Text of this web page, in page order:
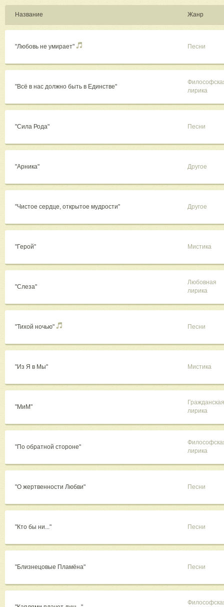
Название Жанр
"Любовь не умирает" Песни
"Всё в нас должно быть в Единстве"
лирика
"Сила Рода" Песни
"Арника" Другое
"Чистое сердце, открытое мудрости" Другое
"Герой" Мистика
"Слеза"
Любовная
лирика
"Тихой ночью" Песни
"Из Я в Мы" Мистика
"МиМ"
Гражданская
лирика
"По обратной стороне"
лирика
"О жертвенности Любви" Песни
"Кто бы ни..." Песни
"Близнецовые Пламёна" Песни